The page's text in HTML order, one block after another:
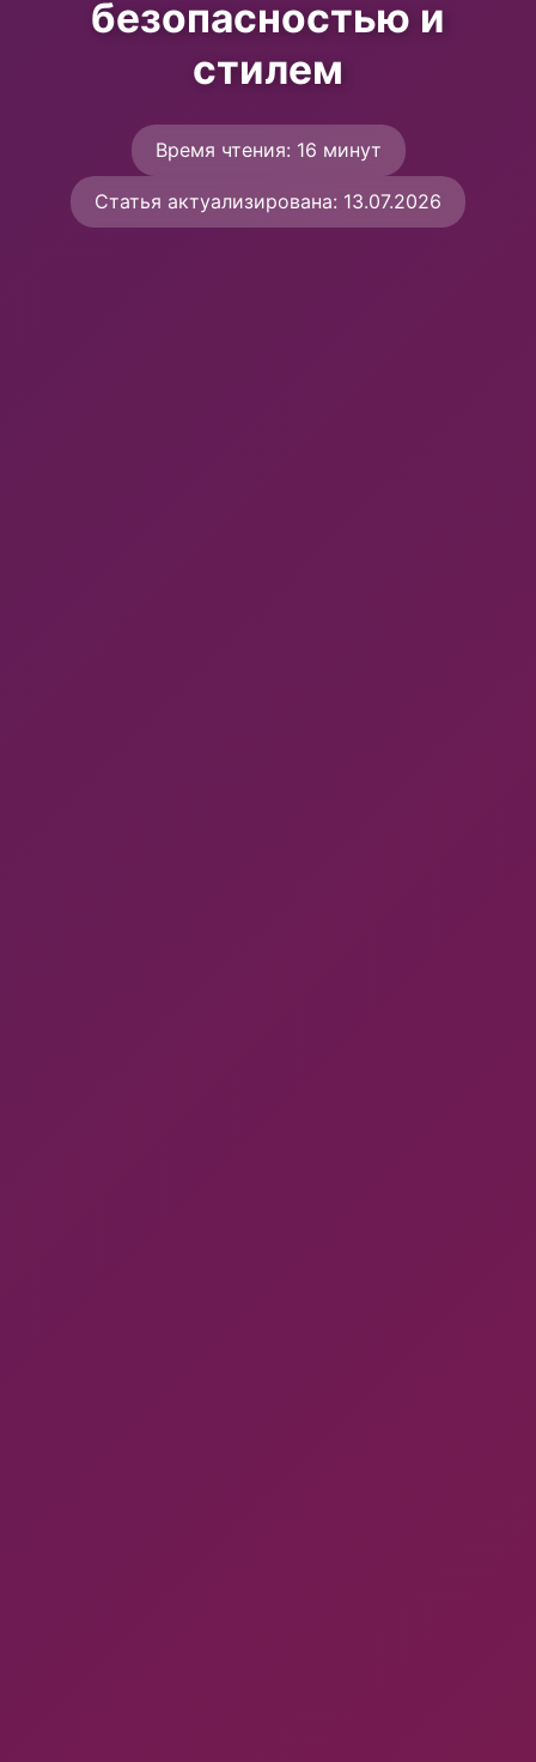
безопасностью и
стилем
Время чтения: 16 минут
Статья актуализирована: 13.07.2026